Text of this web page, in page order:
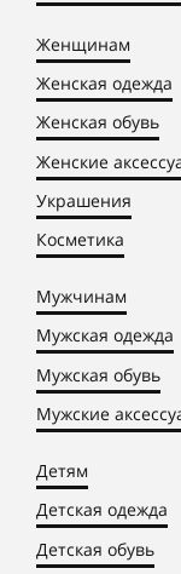
Женщинам
Женская одежда
Женская обувь
Женские
Украшения
Косметика
Мужчинам
Мужская одежда
Мужская обувь
Мужские
Детям
Детская одежда
Детская обувь